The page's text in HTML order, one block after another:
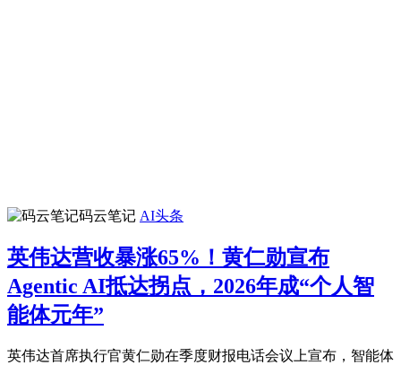
码云笔记 AI头条
英伟达营收暴涨65%！黄仁勋宣布
Agentic AI抵达拐点，2026年成“个人智
能体元年”
英伟达首席执行官黄仁勋在季度财报电话会议上宣布，智能体